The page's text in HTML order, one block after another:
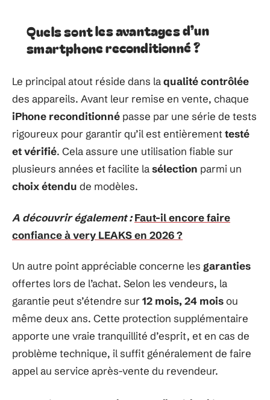
Quels sont les avantages d’un
smartphone reconditionné ?
Le principal atout réside dans laqualité contrôlée
des appareils. Avant leur remise en vente, chaque
iPhone reconditionné passe par une série de tests
rigoureux pour garantir qu’il est entièrement testé
et vérifié. Cela assure une utilisation fiable sur
plusieurs années et facilite lasélection parmi un
choix étendu de modèles.
A découvrir également : Faut-il encore faire
confiance à very LEAKS en 2026 ?
Un autre point appréciable concerne les garanties
offertes lors de l’achat. Selon les vendeurs, la
garantie peut s’étendre sur12 mois, 24 moisou
même deux ans. Cette protection supplémentaire
apporte une vraie tranquillité d’esprit, et en cas de
problème technique, il suffit généralement de faire
appel au service après-vente du revendeur.